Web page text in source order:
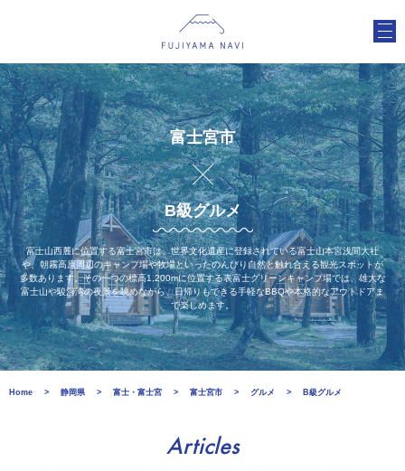
富士宮市
B級グルメ
富士山西麓に位置する富士宮市は、世界文化遺産に登録されている富士山本宮浅間大社
や、朝霧高原周辺のキャンプ場や牧場といったのんびり自然と触れ合える観光スポットが
多数あります。その一つの標高1,200mに位置する表富士グリーンキャンプ場では、雄大な
富士山や駿河湾の夜景を眺めながら、日帰りもできる手軽なBBQや本格的なアウトドアま
で楽しめます。
Home 静岡県 富士・富士宮 富士宮市 グルメ B級グルメ
Articles